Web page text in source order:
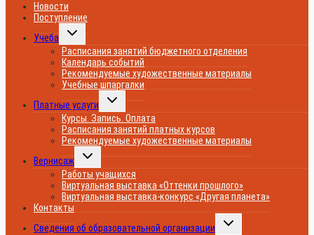
Новости
Поступление
Учеба
Переключить
меню
Расписания занятий бюджетного отделения
Календарь событий
Рекомендуемые художественные материалы
Учебные шпаргалки
Платные услуги
Переключить
меню
Курсы. Запись. Оплата
Расписания занятий платных курсов
Рекомендуемые художественные материалы
Вернисаж
Переключить
меню
Работы учащихся
Виртуальная выставка «Оттенки прошлого»
Виртуальная выставка-конкурс «Другая планета»
Контакты
Сведения об образовательной организации
Переключить